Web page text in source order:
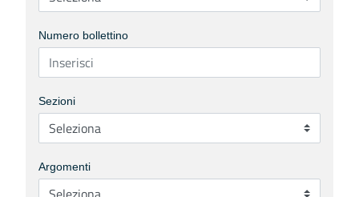
Numero bollettino
Sezioni
Argomenti